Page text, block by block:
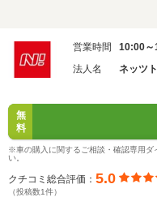
営業時間
10:00～
法人名
ネッツ
無
料
※車の購入に関するご相談・確認専用ダ
い。
クチコミ総合評価： 5.0
（投稿数1件）